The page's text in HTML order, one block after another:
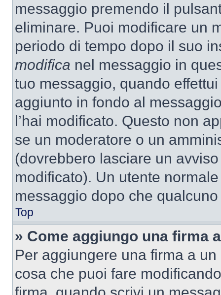
messaggio premendo il
eliminare. Puoi modificare un
periodo di tempo dopo il suo
modifica nel messaggio in
tuo messaggio, quando
aggiunto in fondo al
l’hai modificato. Questo non
se un moderatore o un
(dovrebbero lasciare un
modificato). Un utente
messaggio dopo che
Top
» Come aggiungo una firma
Per aggiungere una firma a
cosa che puoi fare